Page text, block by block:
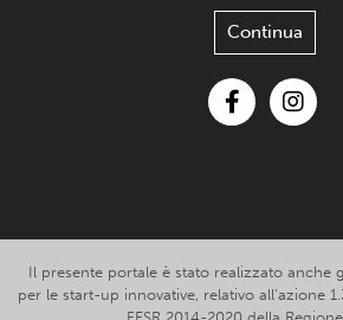
Continua
Il presente portale è stato realizzato anche
per le start-up innovative, relativo all’azione